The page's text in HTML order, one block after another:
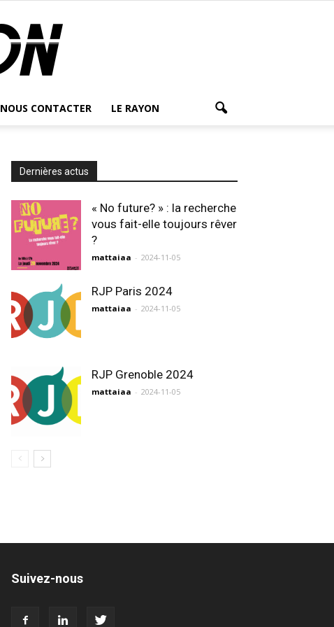
NOUS CONTACTER LE RAYON
Dernières actus
« No future? » : la recherche
vous fait-elle toujours rêver
?
mattaiaa - 2024-11-05
RJP Paris 2024
mattaiaa - 2024-11-05
RJP Grenoble 2024
mattaiaa - 2024-11-05
Suivez-nous